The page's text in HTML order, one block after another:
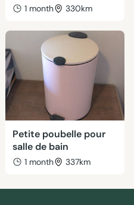
1 month 330km
Petite poubelle pour
salle de bain
1 month 337km